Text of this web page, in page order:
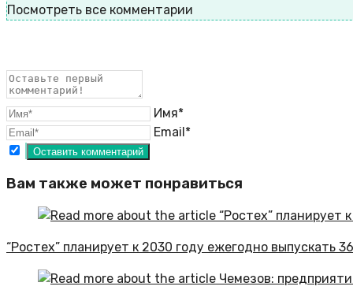
Посмотреть все комментарии
Имя*
Email*
Вам также может понравиться
“Ростех” планирует к 2030 году ежегодно выпускать